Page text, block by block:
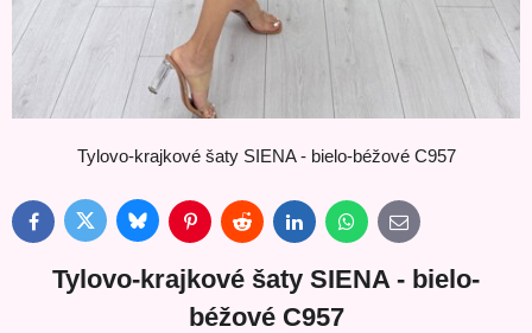
Tylovo-krajkové šaty SIENA - bielo-béžové C957
FacebookTwitter BlueskyPinterestReddit LinkedInWhatsApp
E-
mail
Tylovo-krajkové šaty SIENA - bielo-
béžové C957